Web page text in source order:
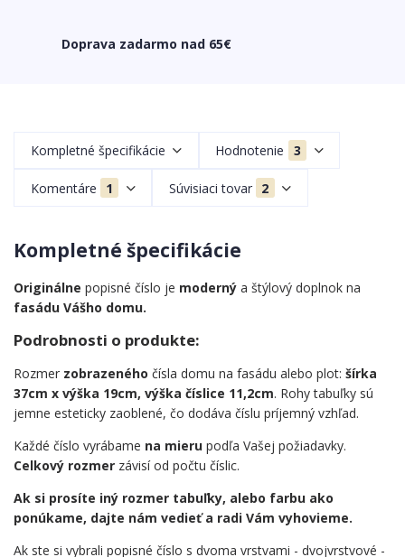
Doprava zadarmo nad 65€
Kompletné špecifikácie Hodnotenie 3
Komentáre 1 Súvisiaci tovar 2
Kompletné špecifikácie
Originálne popisné číslo je moderný a štýlový doplnok na
fasádu Vášho domu.
Podrobnosti o produkte:
Rozmer zobrazeného čísla domu na fasádu alebo plot: šírka
37cm x výška 19cm, výška číslice 11,2cm. Rohy tabuľky sú
jemne esteticky zaoblené, čo dodáva číslu príjemný vzhľad.
Každé číslo vyrábame na mieru podľa Vašej požiadavky.
Celkový rozmer závisí od počtu číslic.
Ak si prosíte iný rozmer tabuľky, alebo farbu ako
ponúkame, dajte nám vedieť a radi Vám vyhovieme.
Ak ste si vybrali popisné číslo s dvoma vrstvami - dvojvrstvové -